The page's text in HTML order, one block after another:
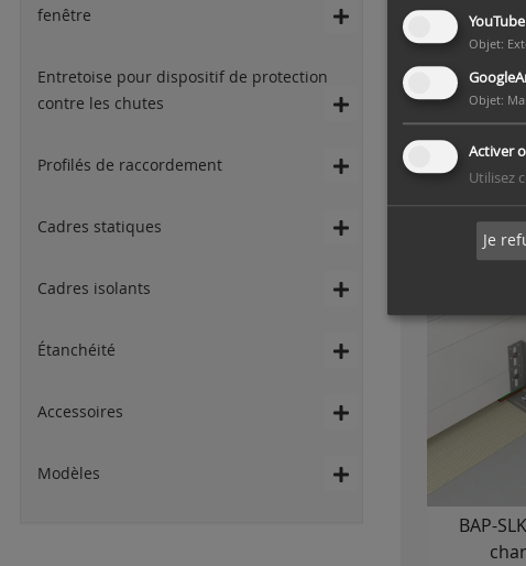
fenêtre
Entretoise pour dispositif de protection
contre les chutes
Profilés de raccordement
Cadres statiques
Cadres isolants
Étanchéité
Accessoires
Modèles
VBW -
BAP-
Objet:
Objet:
Activer
Utilisez
Je